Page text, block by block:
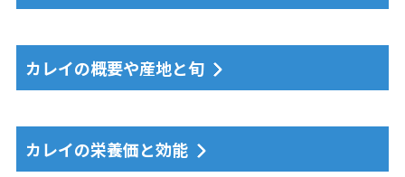
カレイの概要や産地と旬
カレイの栄養価と効能